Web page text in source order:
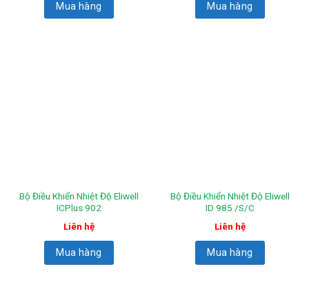
Mua hàng Mua hàng
Bộ Điều Khiển Nhiệt Độ Eliwell
ICPlus 902
Liên hệ
Mua hàng
Bộ Điều Khiển Nhiệt Độ Eliwell
ID 985 /S/C
Liên hệ
Mua hàng